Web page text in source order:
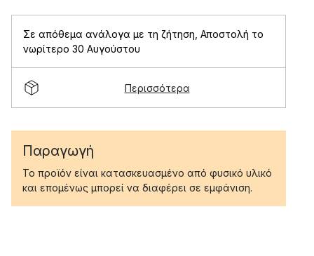
Σε απόθεμα ανάλογα με τη ζήτηση Αποστολή το
νωρίτερο 30 Αυγούστου
Περισσότερα
Παραγωγή
Το προϊόν είναι κατασκευασμένο από φυσικό υλικό
και επομένως μπορεί να διαφέρει σε εμφάνιση.